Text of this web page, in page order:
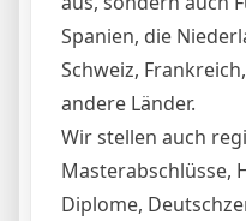
Spanien, die
Schweiz,
andere Länder.
Wir stellen auch
Masterabschlüsse,
Diplome,